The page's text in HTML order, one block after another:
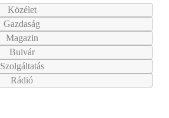
Közélet
Gazdaság
Magazin
Bulvár
Szolgáltatás
Rádió